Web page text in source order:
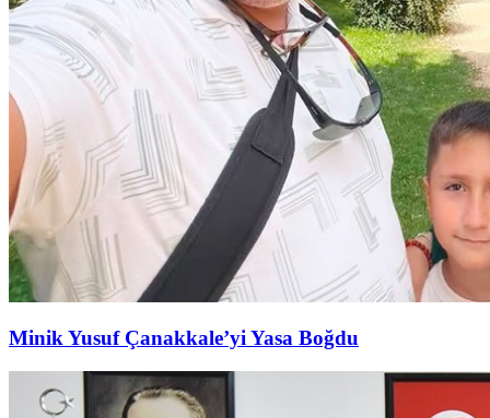
Minik Yusuf Çanakkale’yi Yasa Boğdu